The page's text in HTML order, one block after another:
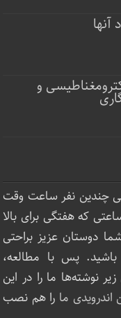
آنها
و
چندین نفر ساعت‌ وقت
که هفتگی برای بالا
دوستان عزیز براحتی
پس با مطالعه،
نوشته‌‌ها ما را در این
اندرویدی ما را هم نصب